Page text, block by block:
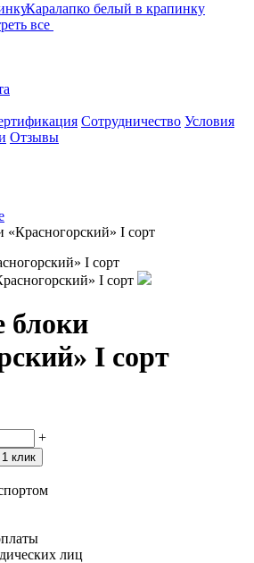
Каралапко белый в крапинку
все
Сотрудничество Условия
Отзывы
«Красногорский» I сорт
I сорт
блоки
I сорт
+
клик
лиц